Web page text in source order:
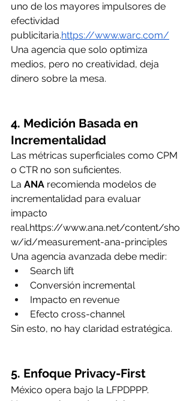
uno de los mayores impulsores de
efectividad
publicitaria.https://www.warc.com/
Una agencia que solo optimiza
medios, pero no creatividad, deja
dinero sobre la mesa.
4. Medición Basada en
Incrementalidad
Las métricas superficiales como CPM
o CTR no son suficientes.
La ANA recomienda modelos de
incrementalidad para evaluar
impacto
real.https://www.ana.net/content/sho
w/id/measurement-ana-principles
Una agencia avanzada debe medir:
Search lift
Conversión incremental
Impacto en revenue
Efecto cross-channel
Sin esto, no hay claridad estratégica.
5. Enfoque Privacy-First
México opera bajo la LFPDPPP.